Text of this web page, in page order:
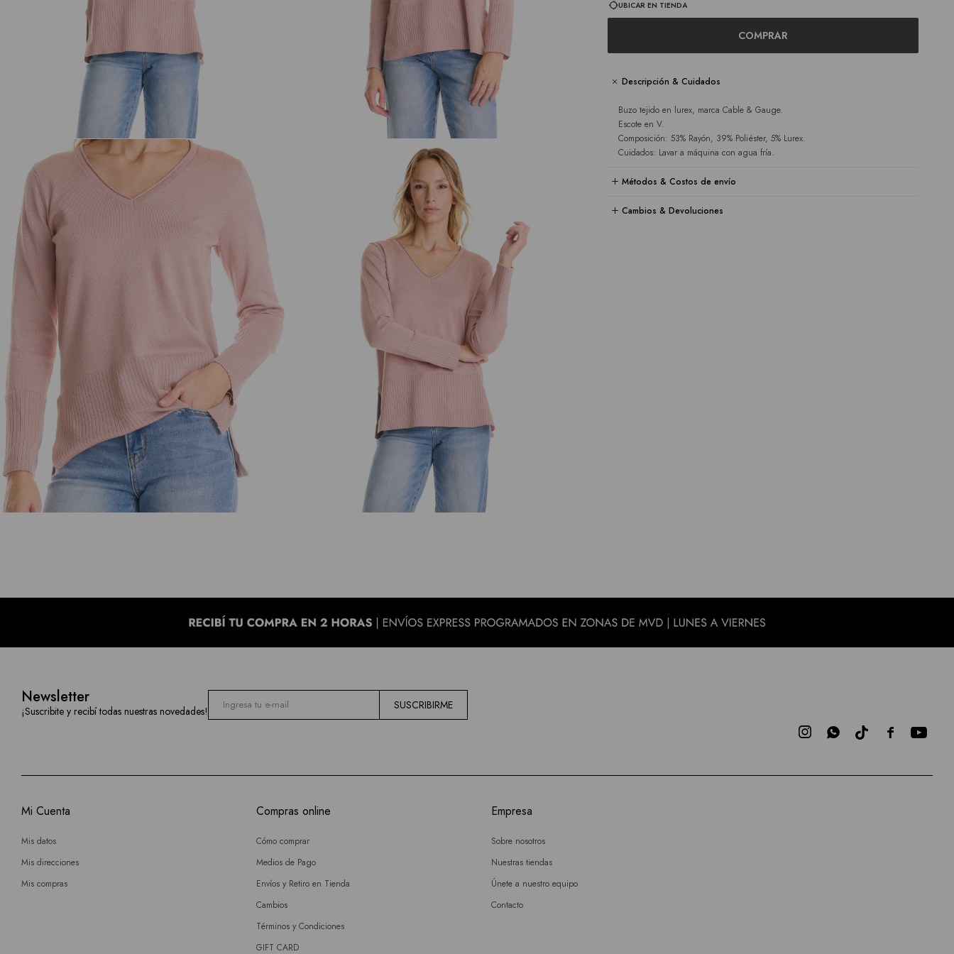
UBICAR EN TIENDA
COMPRAR
Descripción & Cuidados
Buzo tejido en lurex, marca Cable & Gauge.
Escote en V.
Composición: 53% Rayón, 39% Poliéster, 5% Lurex.
Cuidados: Lavar a máquina con agua fría.
Métodos & Costos de envío
Cambios & Devoluciones
Newsletter
¡Suscribite y recibí todas nuestras novedades! SUSCRIBIRME

 
Mi Cuenta
Mis datos
Mis direcciones
Mis compras
Compras online
Cómo comprar
Medios de Pago
Envíos y Retiro en Tienda
Cambios
Términos y Condiciones
GIFT CARD
Empresa
Sobre nosotros
Nuestras tiendas
Únete a nuestro equipo
Contacto